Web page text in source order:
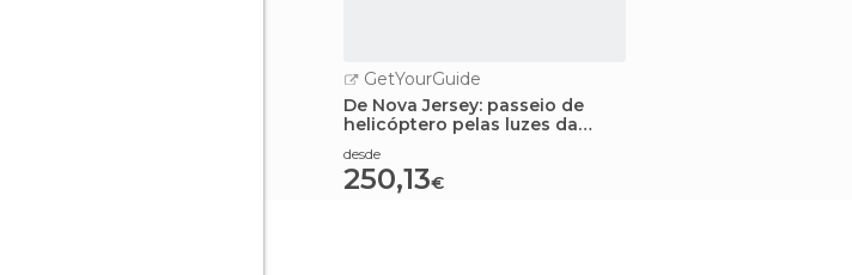
GetYourGuide
De Nova Jersey: passeio de
helicóptero pelas luzes da
desde
250,13€